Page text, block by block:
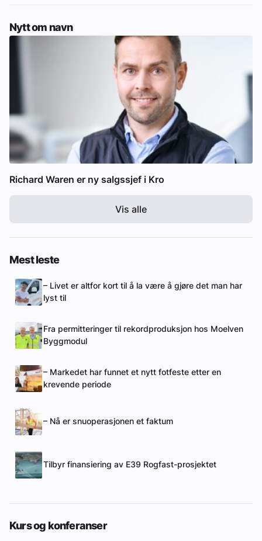
Nytt om navn
Richard Waren er ny salgssjef i Kro
Vis alle
Mest leste
– Livet er altfor kort til å la være å gjøre det man har
lyst til
Fra permitteringer til rekordproduksjon hos Moelven
Byggmodul
– Markedet har funnet et nytt fotfeste etter en
krevende periode
– Nå er snuoperasjonen et faktum
Tilbyr finansiering av E39 Rogfast-prosjektet
Kurs og konferanser